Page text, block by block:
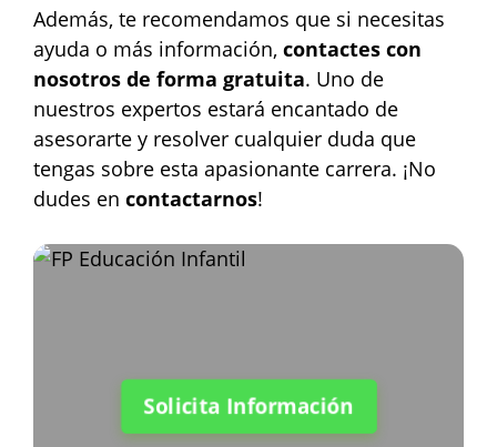
Además, te recomendamos que si necesitas
ayuda o más información, contactes con
nosotros de forma gratuita. Uno de
nuestros expertos estará encantado de
asesorarte y resolver cualquier duda que
tengas sobre esta apasionante carrera. ¡No
dudes en contactarnos!
Solicita Información